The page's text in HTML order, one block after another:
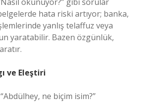
hata riski artıyor; banka,
yanlış telaffuz veya
yaratabilir. Bazen özgünlük,
ve Eleştiri
ne biçim isim?”